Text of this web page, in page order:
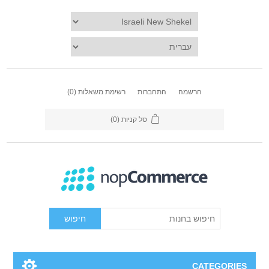
הרשמה התחברות רשימת משאלות (0)
סל קניות (0)
חיפוש
CATEGORIES